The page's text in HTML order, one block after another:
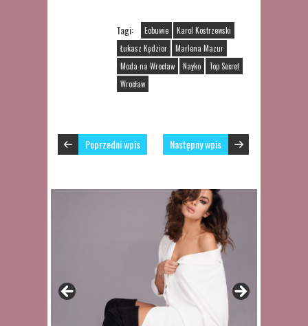
Tagi: Eobuwie
Karol Kostrzewski
Łukasz Kędzior
Marlena Mazur
Moda na Wrocław
Nayko
Top Secret
Wrocław
Poprzedni wpis Następny wpis